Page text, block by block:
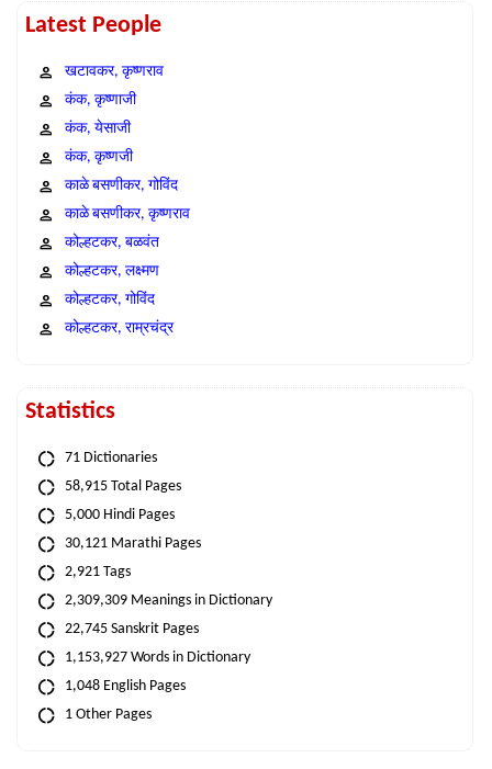
Latest People
खटावकर, कृष्णराव
कंक, कृष्णाजी
कंक, येसाजी
कंक, कृष्णजी
काळे बसणीकर, गोविंद
काळे बसणीकर, कृष्णराव
कोल्हटकर, बळवंत
कोल्हटकर, लक्ष्मण
कोल्हटकर, गोविंद
कोल्हटकर, राम्रचंद्र
Statistics
71 Dictionaries
58,915 Total Pages
5,000 Hindi Pages
30,121 Marathi Pages
2,921 Tags
2,309,309 Meanings in Dictionary
22,745 Sanskrit Pages
1,153,927 Words in Dictionary
1,048 English Pages
1 Other Pages